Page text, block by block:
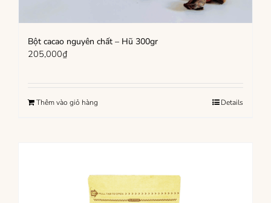
Bột cacao nguyên chất – Hũ 300gr
205,000₫
Thêm vào giỏ hàng Details